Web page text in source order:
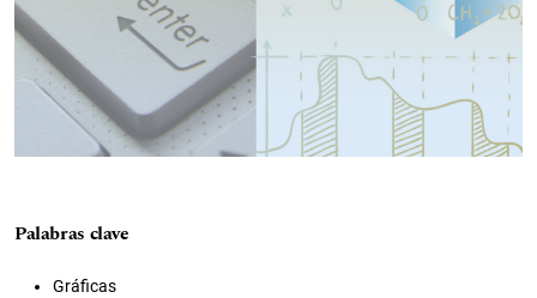
Palabras clave
Gráficas